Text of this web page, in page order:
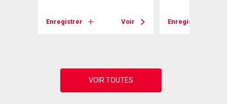
Enregistrer Voir Enregistrer